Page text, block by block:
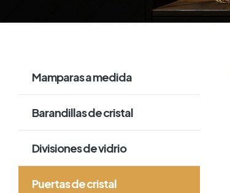
Mamparas a medida
Barandillas de cristal
Divisiones de vidrio
Puertas de cristal